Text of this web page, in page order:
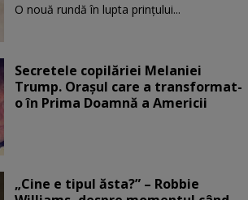
O nouă rundă în lupta prinţului...
Secretele copilăriei Melaniei
Trump. Orașul care a transformat-
o în Prima Doamnă a Americii
„Cine e tipul ăsta?” – Robbie